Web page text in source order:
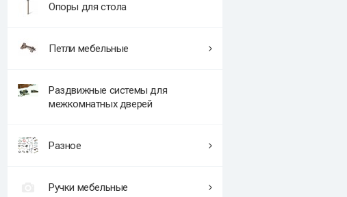
Опоры для стола
Петли мебельные
Раздвижные системы для
межкомнатных дверей
Разное
Ручки мебельные